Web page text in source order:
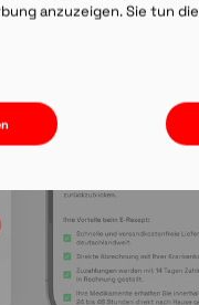
anzuzeigen. Sie tun